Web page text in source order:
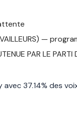
—
PAR LE
37.14% des